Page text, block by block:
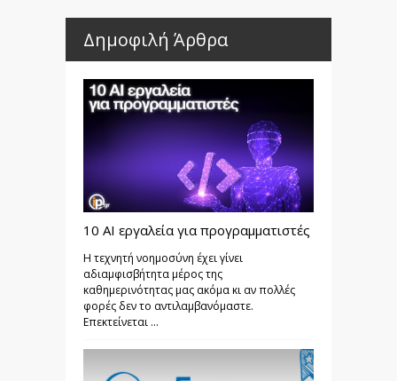
Δημοφιλή Άρθρα
10 AI εργαλεία για προγραμματιστές
Η τεχνητή νοημοσύνη έχει γίνει
αδιαμφισβήτητα μέρος της
καθημερινότητας μας ακόμα κι αν πολλές
φορές δεν το αντιλαμβανόμαστε.
Επεκτείνεται ...